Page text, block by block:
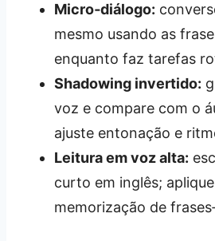
Micro‑diálogo:
mesmo usando as
enquanto faz tarefas
Shadowing invertido:
voz e compare com o
ajuste entonação e
Leitura em voz alta:
curto em inglês;
memorização de